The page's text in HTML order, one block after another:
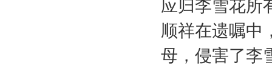
应归李雪花所
顺祥在遗嘱中
母，侵害了李